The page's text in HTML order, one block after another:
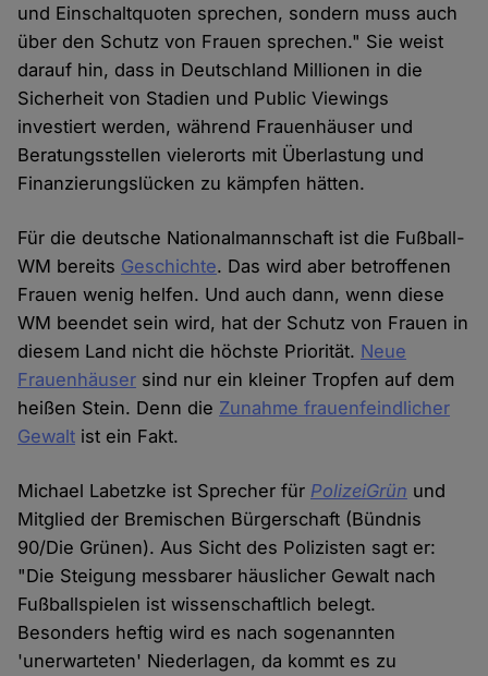
und Einschaltquoten sprechen, sondern muss auch
über den Schutz von Frauen sprechen." Sie weist
darauf hin, dass in Deutschland Millionen in die
Sicherheit von Stadien und Public Viewings
investiert werden, während Frauenhäuser und
Beratungsstellen vielerorts mit Überlastung und
Finanzierungslücken zu kämpfen hätten.
Für die deutsche Nationalmannschaft ist die Fußball-
WM bereits Geschichte. Das wird aber betroffenen
Frauen wenig helfen. Und auch dann, wenn diese
WM beendet sein wird, hat der Schutz von Frauen in
diesem Land nicht die höchste Priorität. Neue
Frauenhäuser sind nur ein kleiner Tropfen auf dem
heißen Stein. Denn die Zunahme frauenfeindlicher
Gewalt ist ein Fakt.
Michael Labetzke ist Sprecher für PolizeiGrün und
Mitglied der Bremischen Bürgerschaft (Bündnis
90/Die Grünen). Aus Sicht des Polizisten sagt er:
"Die Steigung messbarer häuslicher Gewalt nach
Fußballspielen ist wissenschaftlich belegt.
Besonders heftig wird es nach sogenannten
'unerwarteten' Niederlagen, da kommt es zu